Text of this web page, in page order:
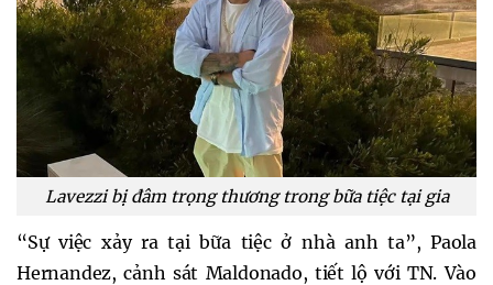
Lavezzi bị đâm trọng thương trong bữa tiệc tại gia
“Sự việc xảy ra tại bữa tiệc ở nhà anh ta”, Paola
Hernandez, cảnh sát Maldonado, tiết lộ với TN. Vào